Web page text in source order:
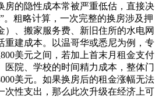
房的隐性成本常被严重低估，直接决
。粗略计算，一次完整的换房涉及押
）、搬家服务费、新旧住所的水电网
重建成本。以温哥华或悉尼为例，专
美元之间，若加上首末月租金支付
医院、学校的时间精力成本，整体门
美元。如果换房后的租金涨幅无法
次性支出，那么此次升级在经济上可